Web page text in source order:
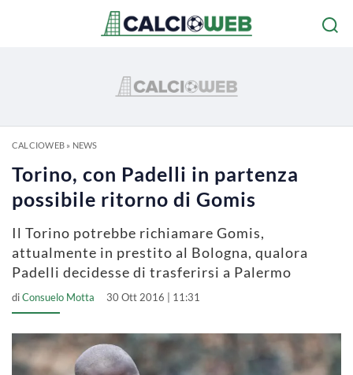
CALCIOWEB» NEWS
Torino, con Padelli in partenza
possibile ritorno di Gomis
Il Torino potrebbe richiamare Gomis,
attualmente in prestito al Bologna, qualora
Padelli decidesse di trasferirsi a Palermo
diConsuelo Motta 30 Ott 2016 | 11:31